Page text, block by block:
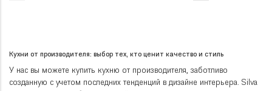
Кухни от производителя: выбор тех, кто ценит качество и стиль
У нас вы можете купить кухню от производителя, заботливо
созданную с учетом последних тенденций в дизайне интерьера. Silva